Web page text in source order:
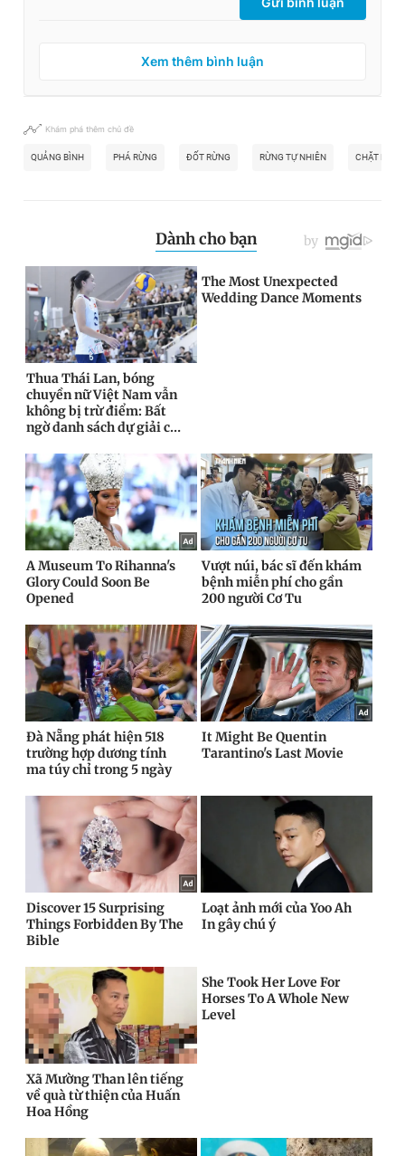
Xem thêm bình luận
Khám phá thêm chủ đề
QUẢNG BÌNH PHÁ RỪNG ĐỐT RỪNG RỪNG TỰ NHIÊN CHẶT PHÁ